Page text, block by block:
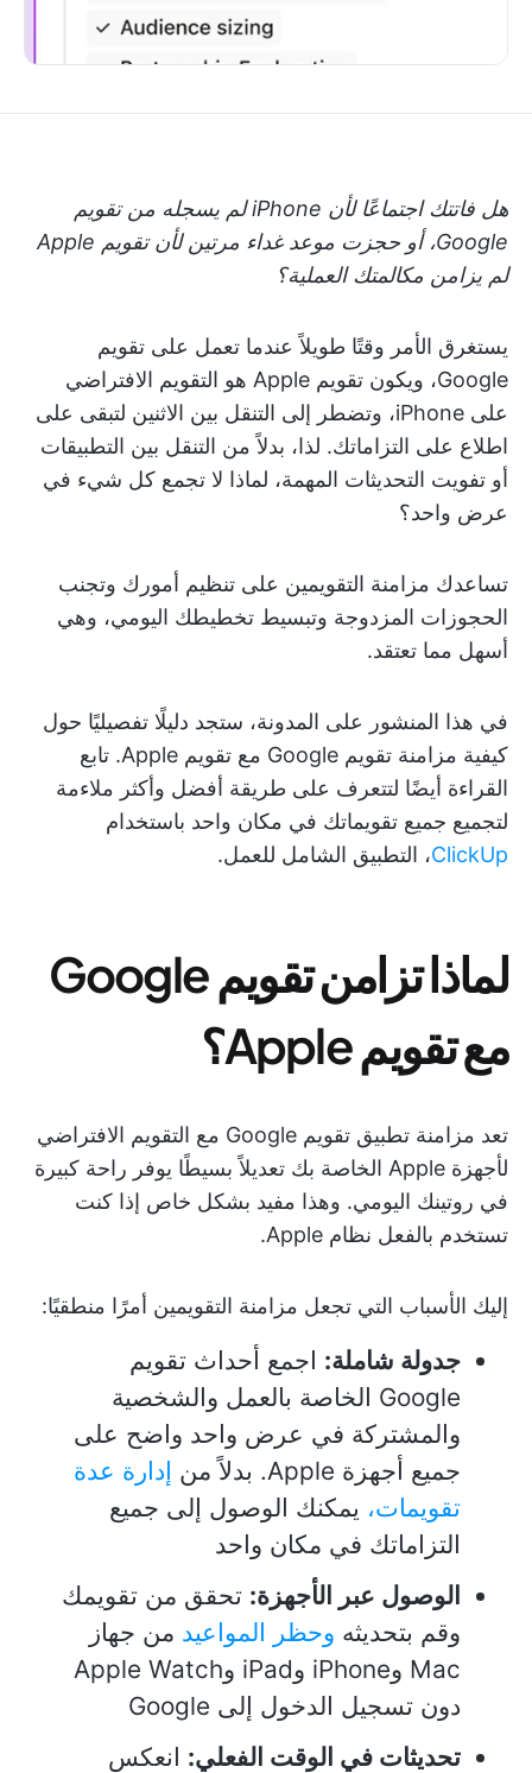
هل فاتتك اجتماعًا لأن iPhone لم يسجله من تقويم
Google، أو حجزت موعد غداء مرتين لأن تقويم Apple
لم يزامن مكالمتك العملية؟
يستغرق الأمر وقتًا طويلاً عندما تعمل على تقويم
Google، ويكون تقويم Apple هو التقويم الافتراضي
على iPhone، وتضطر إلى التنقل بين الاثنين لتبقى على
اطلاع على التزاماتك. لذا، بدلاً من التنقل بين التطبيقات
أو تفويت التحديثات المهمة، لماذا لا تجمع كل شيء في
عرض واحد؟
تساعدك مزامنة التقويمين على تنظيم أمورك وتجنب
الحجوزات المزدوجة وتبسيط تخطيطك اليومي، وهي
أسهل مما تعتقد.
في هذا المنشور على المدونة، ستجد دليلًا تفصيليًا حول
كيفية مزامنة تقويم Google مع تقويم Apple. تابع
القراءة أيضًا لتتعرف على طريقة أفضل وأكثر ملاءمة
لتجميع جميع تقويماتك في مكان واحد باستخدام
ClickUp، التطبيق الشامل للعمل.
لماذا تزامن تقويم Google
مع تقويم Apple؟
تعد مزامنة تطبيق تقويم Google مع التقويم الافتراضي
لأجهزة Apple الخاصة بك تعديلاً بسيطًا يوفر راحة كبيرة
في روتينك اليومي. وهذا مفيد بشكل خاص إذا كنت
تستخدم بالفعل نظام Apple.
إليك الأسباب التي تجعل مزامنة التقويمين أمرًا منطقيًا:
جدولة شاملة: اجمع أحداث تقويم
Google الخاصة بالعمل والشخصية
والمشتركة في عرض واحد واضح على
جميع أجهزة Apple. بدلاً من
إدارة عدة
تقويمات، يمكنك الوصول إلى جميع
التزاماتك في مكان واحد
الوصول عبر الأجهزة: تحقق من تقويمك
وقم بتحديثه وحظر المواعيد من جهاز
Mac وiPhone وiPad وApple Watch
دون تسجيل الدخول إلى Google
تحديثات في الوقت الفعلي: انعكس